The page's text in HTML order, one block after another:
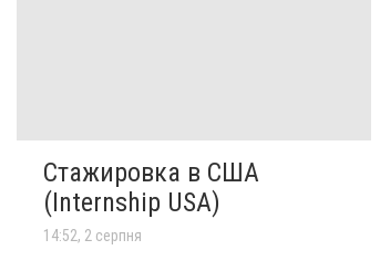
Стажировка в США
(Internship USA)
14:52, 2 серпня